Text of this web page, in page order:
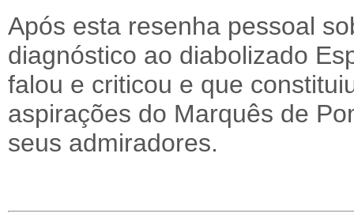
Após esta resenha pessoal
diagnóstico ao diabolizado
falou e criticou e que
aspirações do Marquês de
seus admiradores.